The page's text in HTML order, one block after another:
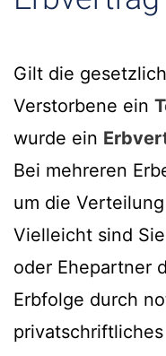
Gilt die
Verstorbene ein
wurde ein
Bei mehreren
um die
Vielleicht sind
oder Ehepartner
Erbfolge durch
privatschriftliches